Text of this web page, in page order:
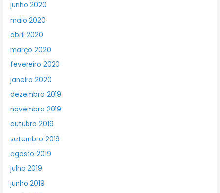
junho 2020
maio 2020
abril 2020
março 2020
fevereiro 2020
janeiro 2020
dezembro 2019
novembro 2019
outubro 2019
setembro 2019
agosto 2019
julho 2019
junho 2019